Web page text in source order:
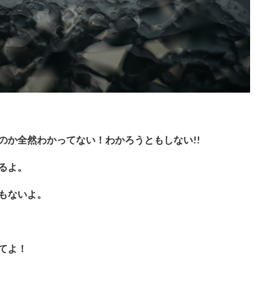
か全然わかってない！わかろうともしない!!
。
いよ。
よ！